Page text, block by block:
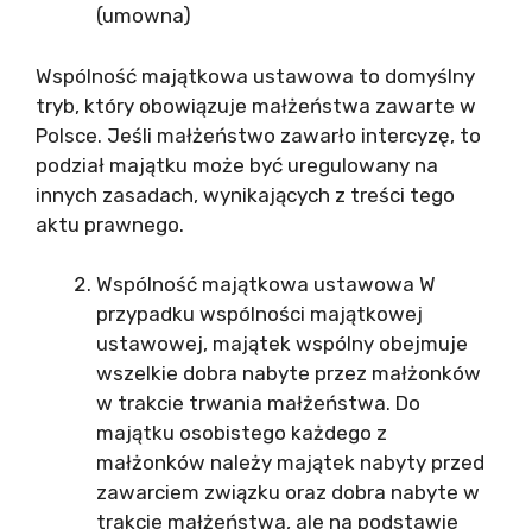
(umowna)
Wspólność majątkowa ustawowa to domyślny
tryb, który obowiązuje małżeństwa zawarte w
Polsce. Jeśli małżeństwo zawarło intercyzę, to
podział majątku może być uregulowany na
innych zasadach, wynikających z treści tego
aktu prawnego.
Wspólność majątkowa ustawowa W
przypadku wspólności majątkowej
ustawowej, majątek wspólny obejmuje
wszelkie dobra nabyte przez małżonków
w trakcie trwania małżeństwa. Do
majątku osobistego każdego z
małżonków należy majątek nabyty przed
zawarciem związku oraz dobra nabyte w
trakcie małżeństwa, ale na podstawie